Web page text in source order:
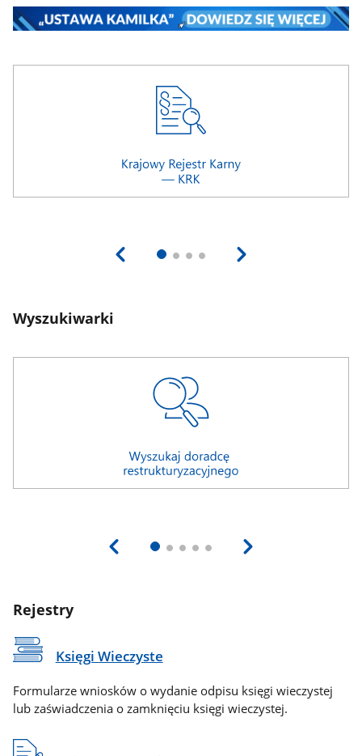
Wyszukiwarki
Rejestry
Księgi Wieczyste
Formularze wniosków o wydanie odpisu księgi wieczystej
lub zaświadczenia o zamknięciu księgi wieczystej.